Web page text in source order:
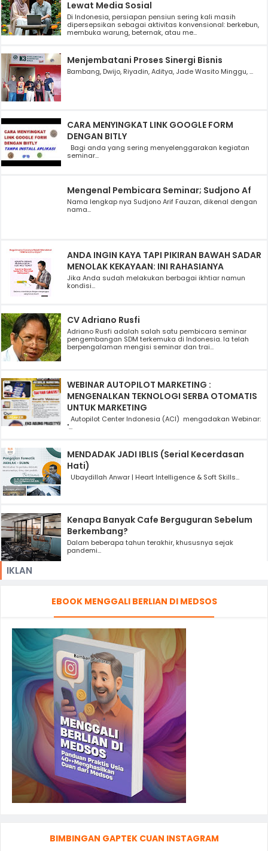
Lewat Media Sosial
Di Indonesia, persiapan pensiun sering kali masih
dipersepsikan sebagai aktivitas konvensional: berkebun,
membuka warung, beternak, atau me...
Menjembatani Proses Sinergi Bisnis
Bambang, Dwijo, Riyadin, Aditya, Jade Wasito Minggu, ...
CARA MENYINGKAT LINK GOOGLE FORM
DENGAN BITLY
Bagi anda yang sering menyelenggarakan kegiatan
seminar...
Mengenal Pembicara Seminar; Sudjono Af
Nama lengkap nya Sudjono Arif Fauzan, dikenal dengan
nama...
ANDA INGIN KAYA TAPI PIKIRAN BAWAH SADAR
MENOLAK KEKAYAAN: INI RAHASIANYA
Jika Anda sudah melakukan berbagai ikhtiar namun
kondisi...
CV Adriano Rusfi
Adriano Rusfi adalah salah satu pembicara seminar
pengembangan SDM terkemuka di Indonesia. Ia telah
berpengalaman mengisi seminar dan trai...
WEBINAR AUTOPILOT MARKETING :
MENGENALKAN TEKNOLOGI SERBA OTOMATIS
UNTUK MARKETING
Autopilot Center Indonesia (ACI) mengadakan Webinar:
"...
MENDADAK JADI IBLIS (Serial Kecerdasan
Hati)
Ubaydillah Anwar | Heart Intelligence & Soft Skills...
Kenapa Banyak Cafe Berguguran Sebelum
Berkembang?
Dalam beberapa tahun terakhir, khususnya sejak
pandemi...
IKLAN
EBOOK MENGGALI BERLIAN DI MEDSOS
BIMBINGAN GAPTEK CUAN INSTAGRAM